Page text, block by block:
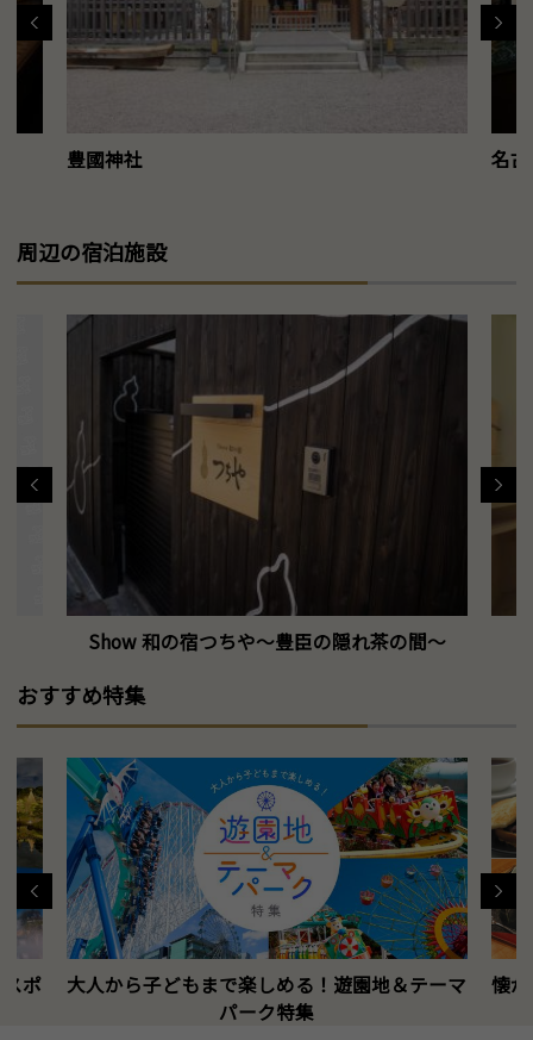
豊國神社 名
周辺の宿泊施設
Show 和の宿つちや～豊臣の隠れ茶の間～
おすすめ特集
ポ
大人から子どもまで楽しめる！遊園地＆テーマ
パーク特集
懐